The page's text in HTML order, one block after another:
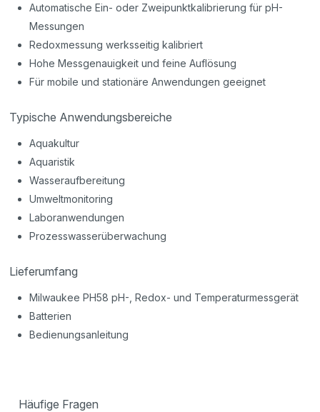
Automatische Ein- oder Zweipunktkalibrierung für pH-
Messungen
Redoxmessung werksseitig kalibriert
Hohe Messgenauigkeit und feine Auflösung
Für mobile und stationäre Anwendungen geeignet
Typische Anwendungsbereiche
Aquakultur
Aquaristik
Wasseraufbereitung
Umweltmonitoring
Laboranwendungen
Prozesswasserüberwachung
Lieferumfang
Milwaukee PH58 pH-, Redox- und Temperaturmessgerät
Batterien
Bedienungsanleitung
Häufige Fragen